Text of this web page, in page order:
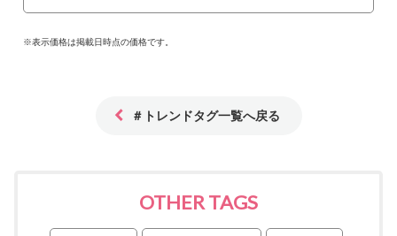
※表示価格は掲載日時点の価格です。
＃トレンドタグ一覧へ戻る
OTHER TAGS